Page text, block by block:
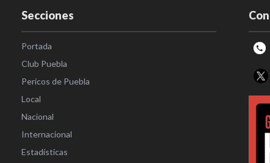
Secciones
Portada
Club Puebla
Pericos de Puebla
Local
Nacional
Internacional
Estadísticas